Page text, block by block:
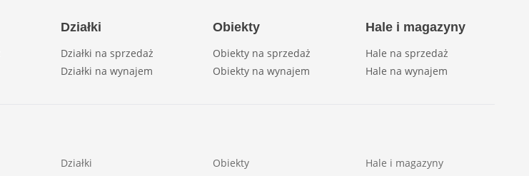
Działki
Działki na sprzedaż
Działki na wynajem
Obiekty
Obiekty na sprzedaż
Obiekty na wynajem
Hale i magazyny
Hale na sprzedaż
Hale na wynajem
Działki
Obiekty
Hale i magazyny